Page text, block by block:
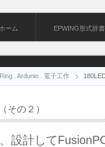
ホーム EPWING形式辞書
Ardunio 電子工作
その２）
設計して